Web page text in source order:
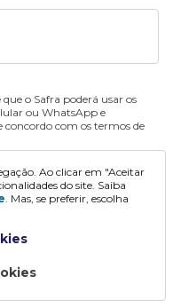
o Safra poderá usar os
ou WhatsApp e
concordo com os termos de
Ao clicar em "Aceitar
do site. Saiba
. Mas, se preferir, escolha